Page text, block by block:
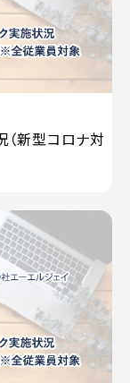
（新型コロナ対